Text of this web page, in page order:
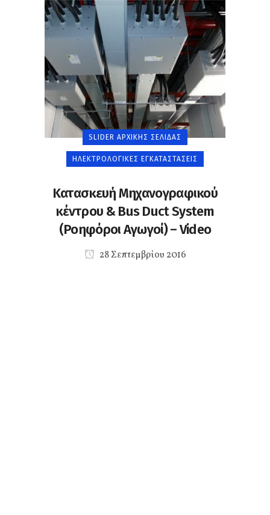
SLIDER ΑΡΧΙΚΉΣ ΣΕΛΊΔΑΣ
ΗΛΕΚΤΡΟΛΟΓΙΚΈΣ ΕΓΚΑΤΑΣΤΆΣΕΙΣ
Κατασκευή Μηχανογραφικού
κέντρου & Bus Duct System
(Ροηφόροι Αγωγοί) – Video
28 Σεπτεμβρίου 2016